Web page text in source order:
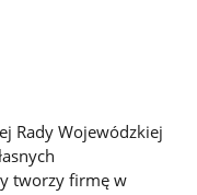
Rady Wojewódzkiej
tworzy firmę w